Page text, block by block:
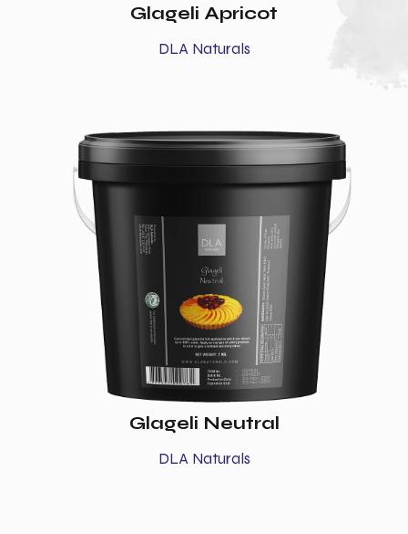
Glageli Apricot
DLA Naturals
Glageli Neutral
DLA Naturals